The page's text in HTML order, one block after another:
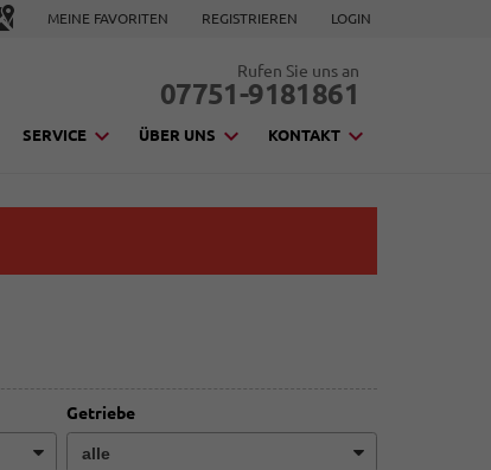
MEINE FAVORITEN REGISTRIEREN LOGIN
Rufen Sie uns an
07751-9181861
SERVICE ÜBER UNS KONTAKT
Getriebe